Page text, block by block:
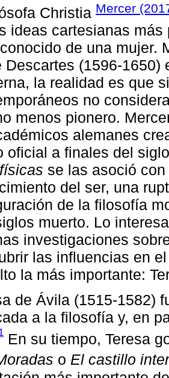
Christia Mercer
ideas cartesianas
de una mujer.
Descartes (1596-
la realidad es que
no
menos pionero.
alemanes
oficial a finales del
se las asoció
del ser, una
de la filosofía
muerto. Lo
investigaciones
las influencias en
la más importante:
de Ávila (1515-1582)
a la filosofía y, en
En su tiempo, Teresa
o El castillo